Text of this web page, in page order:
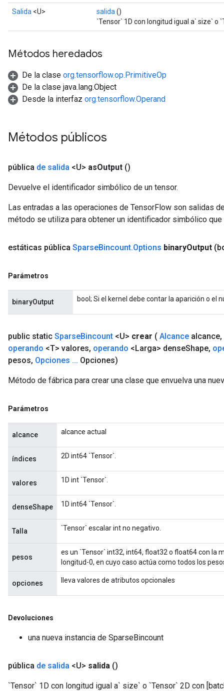
Salida <U> salida ()
`Tensor` 1D con longitud igual a` size` o
Métodos heredados
De la clase org.tensorflow.op.PrimitiveOp
De la clase java.lang.Object
Desde la interfaz org.tensorflow.Operand
Métodos públicos
pública de salida <U> asOutput ()
Devuelve el identificador simbólico de un tensor.
Las entradas a las operaciones de TensorFlow son salidas
método se utiliza para obtener un identificador simbólico
estáticas pública SparseBincount.Options binaryOutput
Parámetros
binaryOutput bool; Si el kernel debe contar la aparición o el
public static SparseBincount <U> crear ( Alcance alcance,
operando <T> valores, operando <Larga> denseShape,
pesos, Opciones ... Opciones)
Método de fábrica para crear una clase que envuelva una
Parámetros
alcance alcance actual
índices 2D int64 `Tensor`.
valores 1D int `Tensor`.
denseShape 1D int64 `Tensor`.
Talla `Tensor` escalar int no negativo.
pesos
es un `Tensor` int32, int64, float32 o float64 con la
longitud-0, en cuyo caso actúa como todos los
opciones lleva valores de atributos opcionales
Devoluciones
una nueva instancia de SparseBincount
pública de salida <U> salida ()
`Tensor` 1D con longitud igual a` size` o `Tensor` 2D con